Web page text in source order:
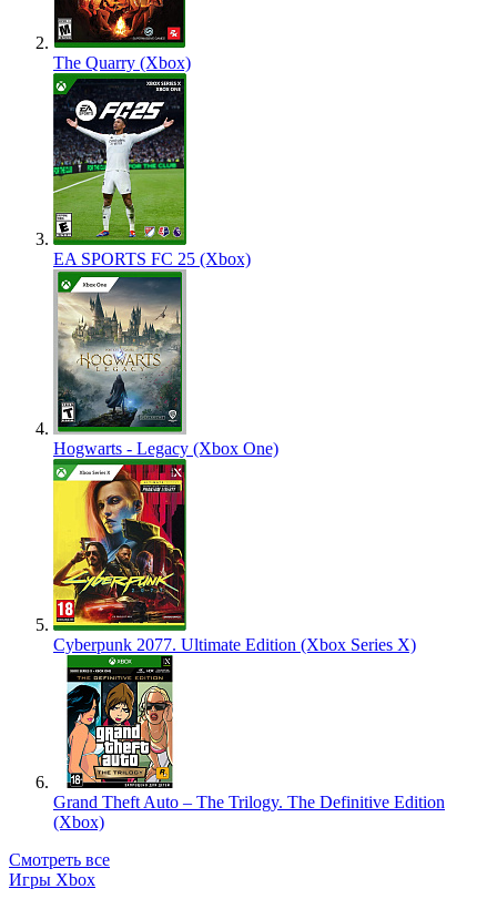
The Quarry (Xbox)
EA SPORTS FC 25 (Xbox)
Hogwarts - Legacy (Xbox One)
Cyberpunk 2077. Ultimate Edition (Xbox Series X)
Grand Theft Auto – The Trilogy. The Definitive Edition
(Xbox)
Смотреть все
Игры Xbox